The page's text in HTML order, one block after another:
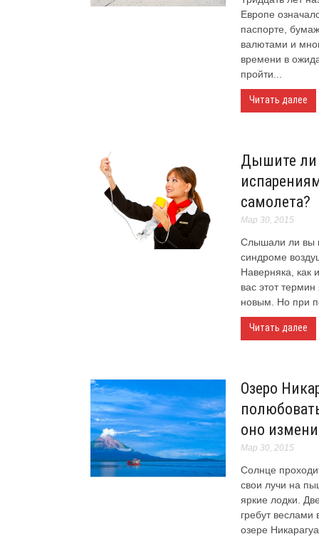
Европе
паспорте,
валютами и
времени в
пройти...
Читать далее
Дышите
самолета?
Мар 30, 2015
Слышали ли вы
синдроме
Наверняка, как
вас этот
новым. Но при
Читать далее
Озеро
оно
Мар 30, 2015
Солнце
свои лучи на
яркие лодки.
гребут
озере